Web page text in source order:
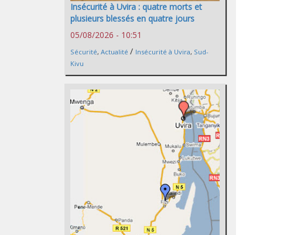
Insécurité à Uvira : quatre morts et
plusieurs blessés en quatre jours
05/08/2026 - 10:51
Sécurité, Actualité / Insécurité à Uvira, Sud-
Kivu